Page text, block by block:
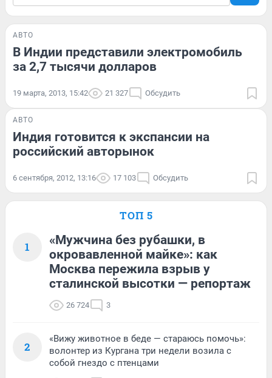
АВТО
В Индии представили электромобиль
за 2,7 тысячи долларов
19 марта, 2013, 15:42 21 327 Обсудить
АВТО
Индия готовится к экспансии на
российский авторынок
6 сентября, 2012, 13:16 17 103 Обсудить
ТОП 5
1
«Мужчина без рубашки, в
окровавленной майке»: как
Москва пережила взрыв у
сталинской высотки — репортаж
26 724 3
2
«Вижу животное в беде — стараюсь помочь»:
волонтер из Кургана три недели возила с
собой гнездо с птенцами